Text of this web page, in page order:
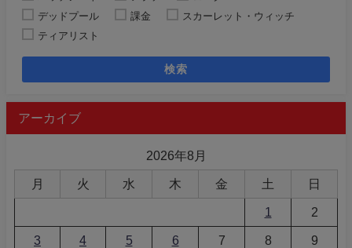
デッドプール
課金
スカーレット・ウィッチ
ティアリスト
検索
アーカイブ
2026年8月
月 火 水 木 金 土 日
1 2
3 4 5 6 7 8 9